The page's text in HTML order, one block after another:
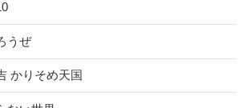
うぜ
かりそめ天国